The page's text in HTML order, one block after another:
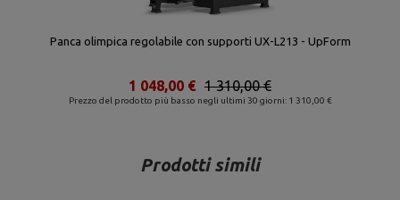
Panca olimpica regolabile con supporti UX-L213 - UpForm
Prezzo del prodotto più basso negli ultimi 30 giorni: 1 310,00 €
1 310,00 €
1 048,00 €
Prodotti simili